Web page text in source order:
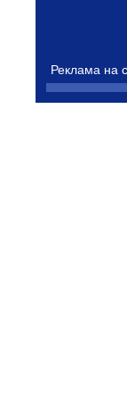
Реклама на